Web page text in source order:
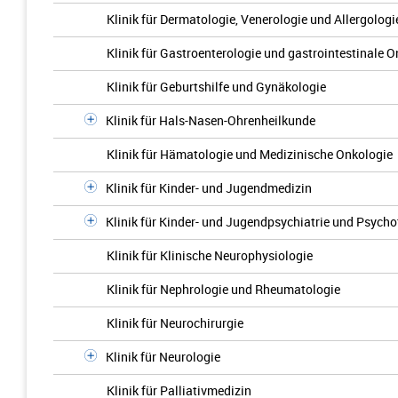
Klinik für Dermatologie, Venerologie und
Klinik für Gastroenterologie und gastrointestinale
Klinik für Geburtshilfe und Gynäkologie
Klinik für Hals-Nasen-Ohrenheilkunde
Klinik für Hämatologie und Medizinische Onkologie
Klinik für Kinder- und Jugendmedizin
Klinik für Kinder- und Jugendpsychiatrie und
Klinik für Klinische Neurophysiologie
Klinik für Nephrologie und Rheumatologie
Klinik für Neurochirurgie
Klinik für Neurologie
Klinik für Palliativmedizin